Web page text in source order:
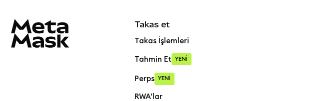
Takas et
Takas İşlemleri
Tahmin Et YENİ
Perps YENİ
RWA'lar